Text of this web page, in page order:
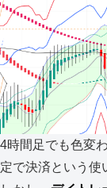
4時間足でも色変
定で決済という使